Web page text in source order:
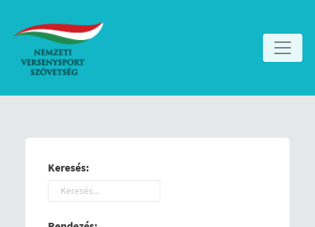
Keresés: